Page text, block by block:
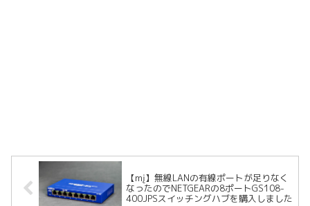
【mį】無線LANの有線ポートが足りなく
なったのでNETGEARの8ポートGS108-
400JPSスイッチングハブを購入しました